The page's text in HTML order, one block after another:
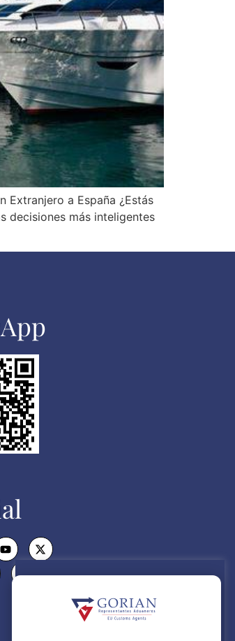
Extranjero a España ¿Estás
decisiones más inteligentes
Utilizamos cookies propias para el
correcto funcionamiento de la